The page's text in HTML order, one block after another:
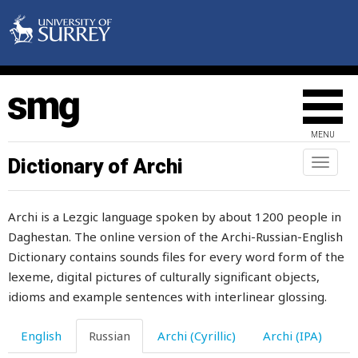
MENU
Toggle
Dictionary of Archi
Archi is a Lezgic language spoken by about 1200 people in
Daghestan. The online version of the Archi-Russian-English
Dictionary contains sounds files for every word form of the
lexeme, digital pictures of culturally significant objects,
idioms and example sentences with interlinear glossing.
English Russian Archi (Cyrillic) Archi (IPA)
коварный
ковер
коврик
ковшик
ковырять
когда
когда-либо
когда-нибудь